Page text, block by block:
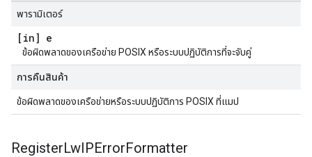
พารามิเตอร์
[in] e
ข้อผิดพลาดของเครือข่าย POSIX หรือระบบปฏิบัติการที่จะจับคู่
การคืนสินค้า
ข้อผิดพลาดของเครือข่ายหรือระบบปฏิบัติการ POSIX ที่แมป
RegisterLwIPErrorFormatter